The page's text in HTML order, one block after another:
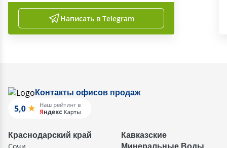
Написать в Telegram
Контакты офисов продаж
Краснодарский край
Кавказские
Минеральные Воды